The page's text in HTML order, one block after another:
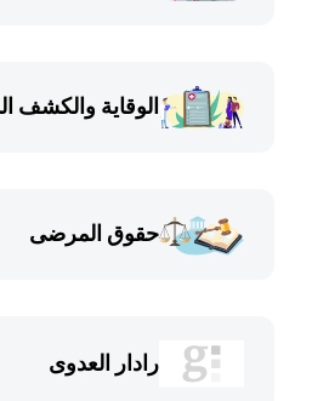
الوقاية والكشف المبكر
حقوق المرضى
رادار العدوى